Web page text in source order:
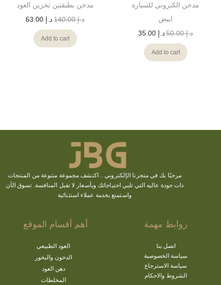
مدخن بطبقتين تخزين العود
د.إ140.00 د.إ
Add to cart
مدخن الكتروني للسيارة
ابيض
د.إ50.00 د.إ
Add to cart
مرحبًا بك في متجرنا الإلكتروني .. اكتشفمجموعة متنوعة من المنتجات
ذات جودة عاليه التي تلبي احتياجاتك وبأسعار لا تقبل المنافسة. تسوق الآن
واستمتع بخدمة عملاء استثنائية
أهم أقسام الموقع
العود الطبيعي
الدخون والبخور
دهن العود
المخلطات
روابط مهمة
اتصل بنا
سياسة الخصوصية
سياسة الاسترجاع
الشروط والاحكام